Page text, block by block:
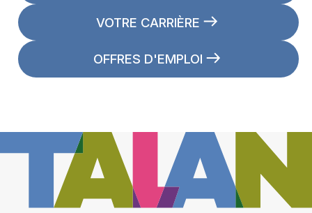
VOTRE CARRIÈRE
OFFRES D'EMPLOI